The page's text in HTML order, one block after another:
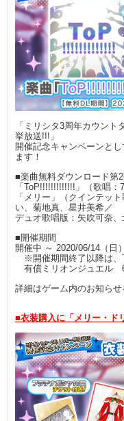
「ミリシタ3周年カウン
挙放送!!!」
開催記念キャンペーンと
ます！
■楽曲無料ダウンロード第
「ToP!!!!!!!!!!!!!」（歌唱：
「メリー」（クインテッ
い、菊地真、星井美希／
デュオ歌唱版：矢吹可奈、
■開催期間
開催中 ～ 2020/06/14（日
※開催期間終了以降は、
有償ミリオンジュエル
詳細はゲーム内のお知らせ
■衣装購入に「メリー・ド